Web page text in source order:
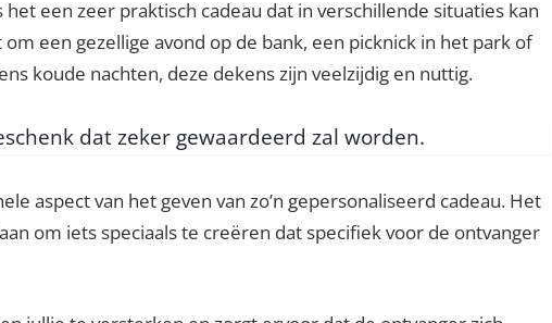
een zeer praktisch cadeau dat in verschillende situaties kan
een gezellige avond op de bank, een picknick in het park of
koude nachten, deze dekens zijn veelzijdig en nuttig.
dat zeker gewaardeerd zal worden.
aspect van het geven van zo’n gepersonaliseerd cadeau. Het
om iets speciaals te creëren dat specifiek voor de ontvanger